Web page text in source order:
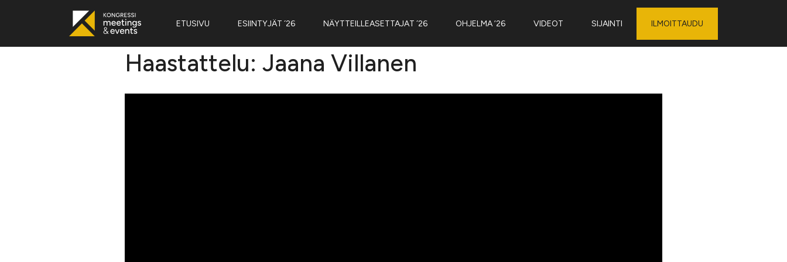
ETUSIVU ESIINTYJÄT ´26 NÄYTTEILLEASETTAJAT ´26 OHJELMA ’26 VIDEOT SIJAINTI ILMOITTAUDU
Haastattelu: Jaana Villanen